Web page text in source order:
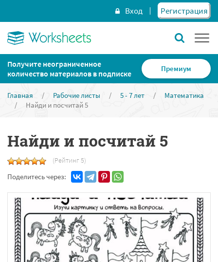
Вход Регистрация
Получите неограниченное
количество материалов в подписке
Премиум
Главная / Рабочие листы / 5 - 7 лет /
Математика
/
Найди и посчитай 5
Найди и посчитай 5
(Рейтинг 5)
Поделитесь через: